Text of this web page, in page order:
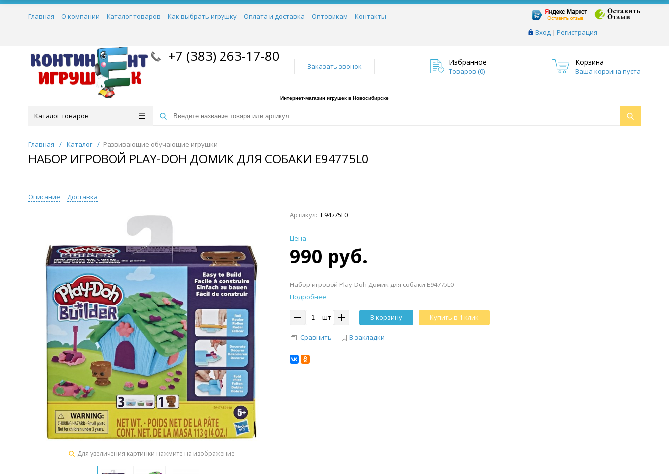
Вход | Регистрация
Главная О компании Каталог товаров Как выбрать игрушку Оплата и доставка Оптовикам Контакты
+7 (383) 263-17-80
Заказать звонок Избранное
Товаров (0)
Корзина
Ваша корзина пуста
Интернет-магазин игрушек в Новосибирске
Каталог товаров
Главная / Каталог / Развивающие обучающие игрушки
НАБОР ИГРОВОЙ PLAY-DOH ДОМИК ДЛЯ СОБАКИ E94775L0
Описание Доставка
Для увеличения картинки нажмите на изображение
Артикул: E94775L0
Цена
990 руб.
Набор игровой Play-Doh Домик для собаки E94775L0
Подробнее
шт В корзину Купить в 1 клик
Сравнить В закладки